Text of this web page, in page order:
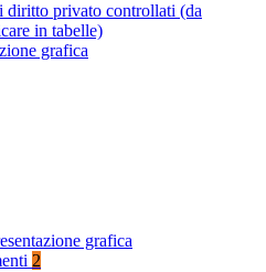
diritto privato controllati (da
in tabelle)
grafica
grafica
2